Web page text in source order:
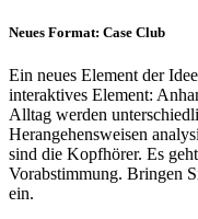
Neues Format: Case Club
Ein neues Element der
interaktives Element:
Alltag werden
Herangehensweisen
sind die Kopfhörer. Es
Vorabstimmung. Bringen
ein.